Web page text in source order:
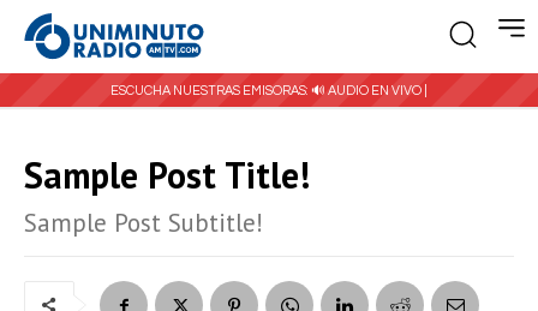
ESCUCHA NUESTRAS EMISORAS: 🔊 AUDIO EN VIVO |
Sample Post Title!
Sample Post Subtitle!